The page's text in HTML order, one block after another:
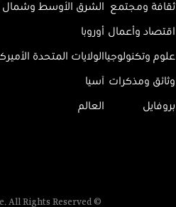
ثقافة ومجتمع
اقتصاد وأعمال
علوم وتكنولوجيا
وثائق ومذكرات
بروفايل
الشرق الأوسط وشمال
أوروبا
الولايات المتحدة
آسيا
العالم
© Al Majalla Magazine. All Rights Reserved.